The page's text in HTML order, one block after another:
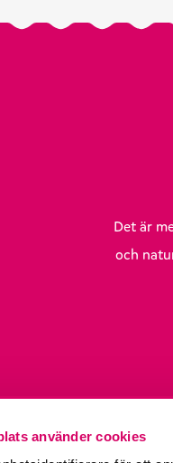
använder cookies
Det är
och